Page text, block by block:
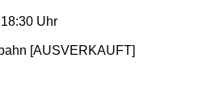
Uhr
[AUSVERKAUFT]